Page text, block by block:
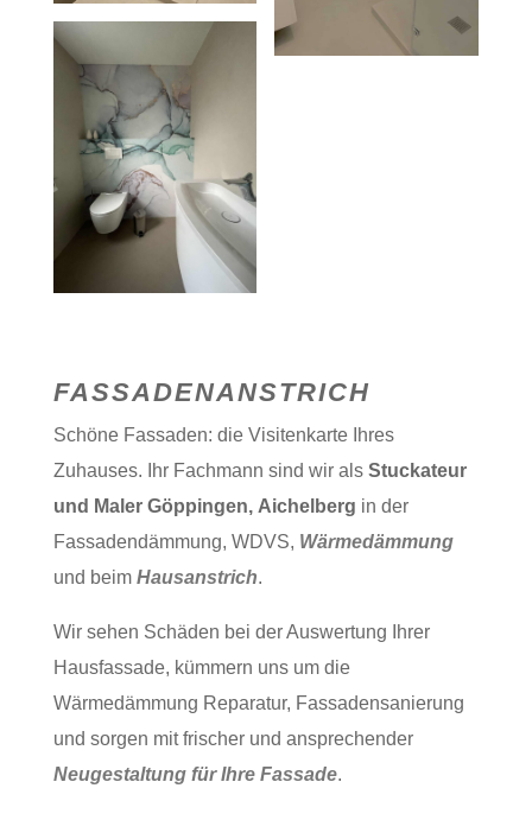
FASSADENANSTRICH
Schöne Fassaden: die Visitenkarte Ihres
Zuhauses. Ihr Fachmann sind wir als Stuckateur
und Maler Göppingen, Aichelberg in der
Fassadendämmung, WDVS, Wärmedämmung
und beim Hausanstrich.
Wir sehen Schäden bei der Auswertung Ihrer
Hausfassade, kümmern uns um die
Wärmedämmung Reparatur, Fassadensanierung
und sorgen mit frischer und ansprechender
Neugestaltung für Ihre Fassade.